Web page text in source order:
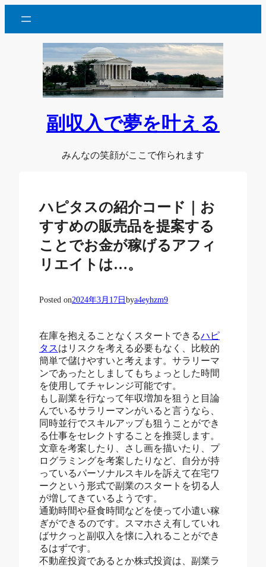
を
副収入で夢を叶える
みんなの笑顔がここで作られます
ハピタスの紹介コード｜お
すすめの販売品を提案する
ことでお金が稼げるアフィ
リエイトは…。
Posted on2024年3月17日 bya4eyhzm9
在庫を抱えることなくスタートできるハピ
タスはリスクを考える必要もなく、比較的
簡単で儲けやすいと考えます。サラリーマ
ンであったとしましてもちょっとした時間
を使用してチャレンジ可能です。
もし副業を行なって年収増加を狙うと目論
んでいるサラリーマンがいると言うなら、
同時並行でスキルアップも狙うことができ
る仕事をセレクトすることを推奨します。
文章を考案したり、さし画を描いたり、プ
ログラミングを考案したりなど、自分が持
っているパーソナルスキルを訴えて在宅ワ
ークという形式で副業のスタートを切る人
が増してきているようです。
通勤時間や昼食時間などを使って小遣い稼
ぎができるのです。スマホさえ有していれ
ばサクっと副収入を懐に入れることができ
るはずです。
不動産投資であるとか株式投資は、副業ラ